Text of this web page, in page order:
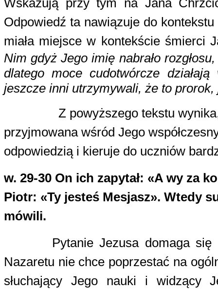
Odpowiedź ta nawiązuje do
miała miejsce w kontekście śmierci
Nim gdyż Jego imię nabrało
dlatego moce cudotwórcze
jeszcze inni utrzymywali, że to
Z powyższego tekstu
przyjmowana wśród Jego
odpowiedzią i kieruje do uczniów
w. 29-30 On ich zapytał: «A wy za
Piotr: «Ty jesteś Mesjasz». Wtedy
mówili.
Pytanie Jezusa domaga
Nazaretu nie chce poprzestać na
słuchający Jego nauki i widzący